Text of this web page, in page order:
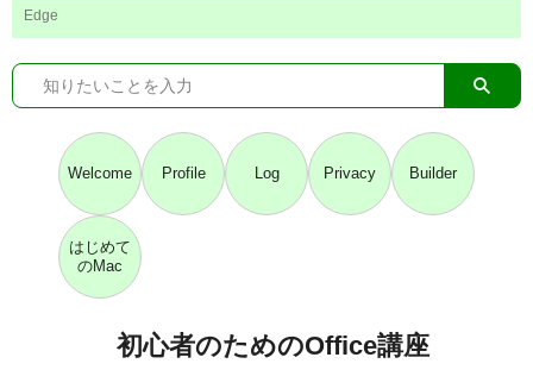
Edge
Welcome Profile Log Privacy Builder
はじめて
のMac
初心者のためのOffice講座